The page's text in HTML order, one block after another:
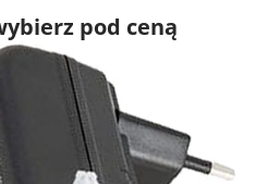
pod ceną